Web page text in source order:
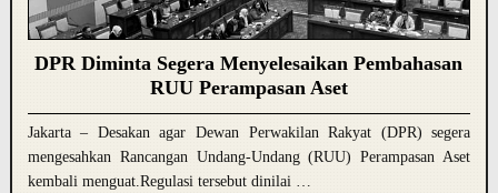
DPR Diminta Segera Menyelesaikan Pembahasan
RUU Perampasan Aset
Jakarta – Desakan agar Dewan Perwakilan Rakyat (DPR) segera
mengesahkan Rancangan Undang-Undang (RUU) Perampasan Aset
kembali menguat.Regulasi tersebut dinilai …